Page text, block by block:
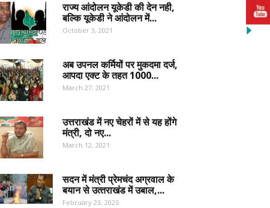
राज्य आंदोलन यूकेडी की देन नही,
बल्कि यूकेडी ने आंदोलन में...
October 3, 2021
अब उपनल कर्मियों पर मुकदमा दर्ज,
आपदा एक्ट के तहत 1000...
March 27, 2021
उत्तराखंड में नए चेहरों में से यह होंगे
मंत्री, दो नए...
March 12, 2021
सदन में मंत्री प्रेमचंद अग्रवाल के
बयान से उत्‍तराखंड में उबाल,...
February 23, 2025